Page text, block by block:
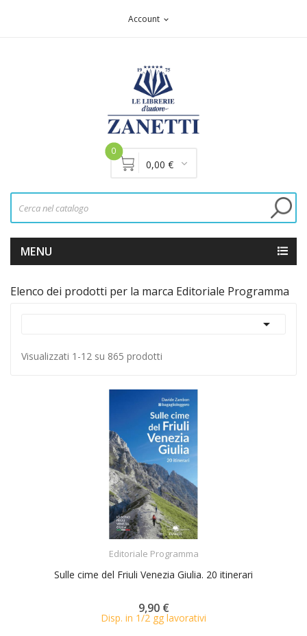
Account expand_more
0
0,00 €
MENU
Elenco dei prodotti per la marca Editoriale Programma

Visualizzati 1-12 su 865 prodotti
Editoriale Programma
Sulle cime del Friuli Venezia Giulia. 20 itinerari
9,90 €
Disp. in 1/2 gg lavorativi